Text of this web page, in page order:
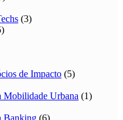
(3)
de Impacto (5)
Mobilidade Urbana (1)
Banking (6)